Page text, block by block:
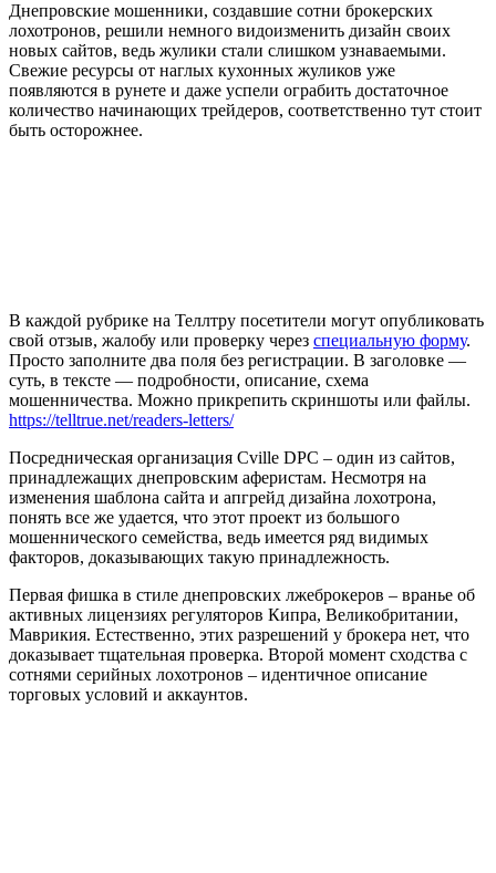
Днепровские мошенники, создавшие сотни брокерских
лохотронов, решили немного видоизменить дизайн своих
новых сайтов, ведь жулики стали слишком узнаваемыми.
Свежие ресурсы от наглых кухонных жуликов уже
появляются в рунете и даже успели ограбить достаточное
количество начинающих трейдеров, соответственно тут стоит
быть осторожнее.
В каждой рубрике на Теллтру посетители могут опубликовать
свой отзыв, жалобу или проверку через специальную форму.
Просто заполните два поля без регистрации. В заголовке —
суть, в тексте — подробности, описание, схема
мошенничества. Можно прикрепить скриншоты или файлы.
https://telltrue.net/readers-letters/
Посредническая организация Cville DPC – один из сайтов,
принадлежащих днепровским аферистам. Несмотря на
изменения шаблона сайта и апгрейд дизайна лохотрона,
понять все же удается, что этот проект из большого
мошеннического семейства, ведь имеется ряд видимых
факторов, доказывающих такую принадлежность.
Первая фишка в стиле днепровских лжеброкеров – вранье об
активных лицензиях регуляторов Кипра, Великобритании,
Маврикия. Естественно, этих разрешений у брокера нет, что
доказывает тщательная проверка. Второй момент сходства с
сотнями серийных лохотронов – идентичное описание
торговых условий и аккаунтов.